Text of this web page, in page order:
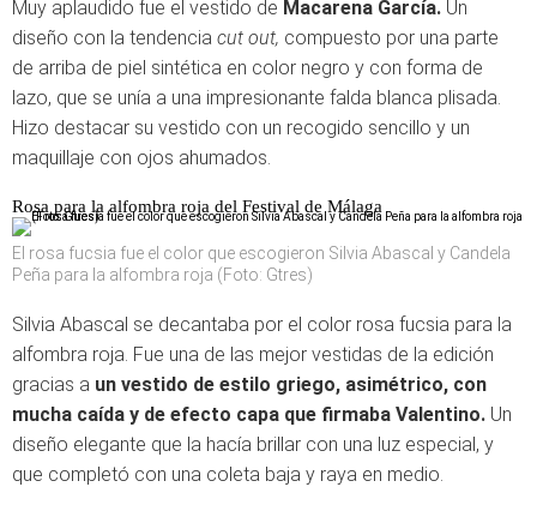
Muy aplaudido fue el vestido de Macarena García. Un
diseño con la tendencia cut out, compuesto por una parte
de arriba de piel sintética en color negro y con forma de
lazo, que se unía a una impresionante falda blanca plisada.
Hizo destacar su vestido con un recogido sencillo y un
maquillaje con ojos ahumados.
Rosa para la alfombra roja del Festival de Málaga
El rosa fucsia fue el color que escogieron Silvia Abascal y Candela
Peña para la alfombra roja (Foto: Gtres)
Silvia Abascal se decantaba por el color rosa fucsia para la
alfombra roja. Fue una de las mejor vestidas de la edición
gracias a un vestido de estilo griego, asimétrico, con
mucha caída y de efecto capa que firmaba Valentino. Un
diseño elegante que la hacía brillar con una luz especial, y
que completó con una coleta baja y raya en medio.